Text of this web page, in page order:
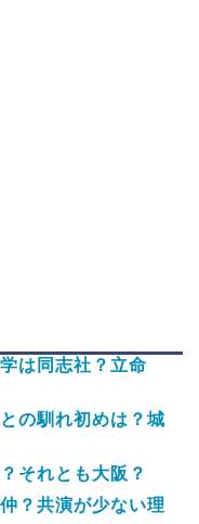
は同志社？立命
の馴れ初めは？城
それとも大阪？
？共演が少ない理